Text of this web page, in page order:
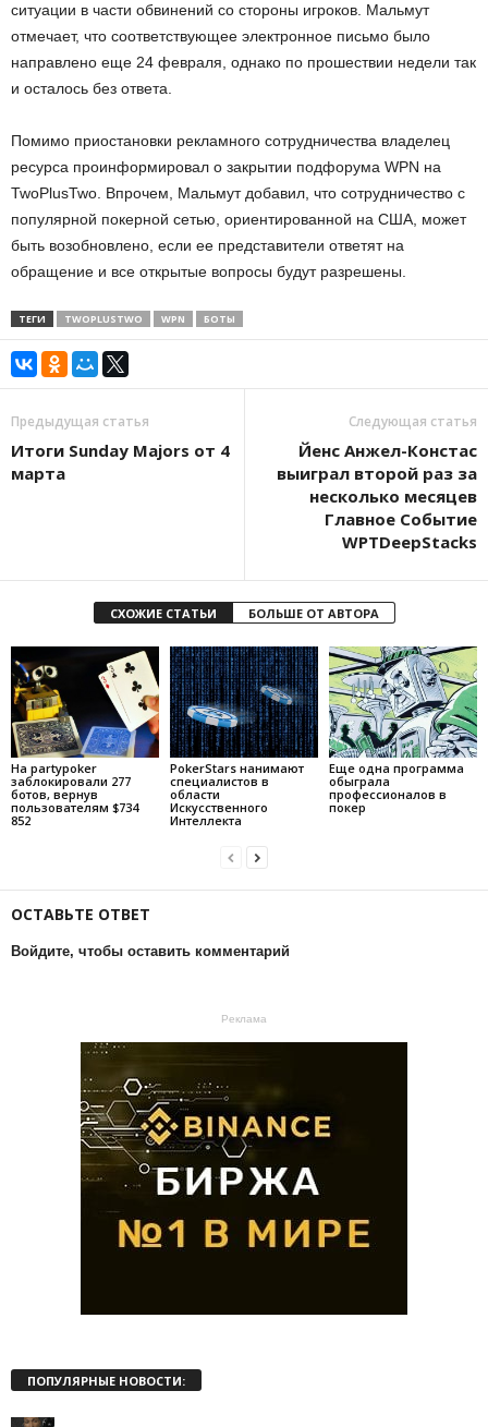
ситуации в части обвинений со стороны игроков. Мальмут
отмечает, что соответствующее электронное письмо было
направлено еще 24 февраля, однако по прошествии недели так
и осталось без ответа.
Помимо приостановки рекламного сотрудничества владелец
ресурса проинформировал о закрытии подфорума WPN на
TwoPlusTwo. Впрочем, Мальмут добавил, что сотрудничество с
популярной покерной сетью, ориентированной на США, может
быть возобновлено, если ее представители ответят на
обращение и все открытые вопросы будут разрешены.
ТЕГИ TWOPLUSTWO WPN БОТЫ
Предыдущая статья
Итоги Sunday Majors от 4
марта
Следующая статья
Йенс Анжел-Констас
выиграл второй раз за
несколько месяцев
Главное Событие
WPTDeepStacks
СХОЖИЕ СТАТЬИ БОЛЬШЕ ОТ АВТОРА
На partypoker
заблокировали 277
ботов, вернув
пользователям $734
852
PokerStars нанимают
специалистов в
области
Искусственного
Интеллекта
Еще одна программа
обыграла
профессионалов в
покер
ОСТАВЬТЕ ОТВЕТ
Войдите, чтобы оставить комментарий
Реклама
ПОПУЛЯРНЫЕ НОВОСТИ: